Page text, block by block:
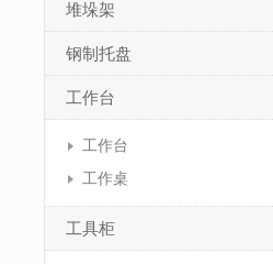
堆垛架
钢制托盘
工作台
工作台
工作桌
工具柜